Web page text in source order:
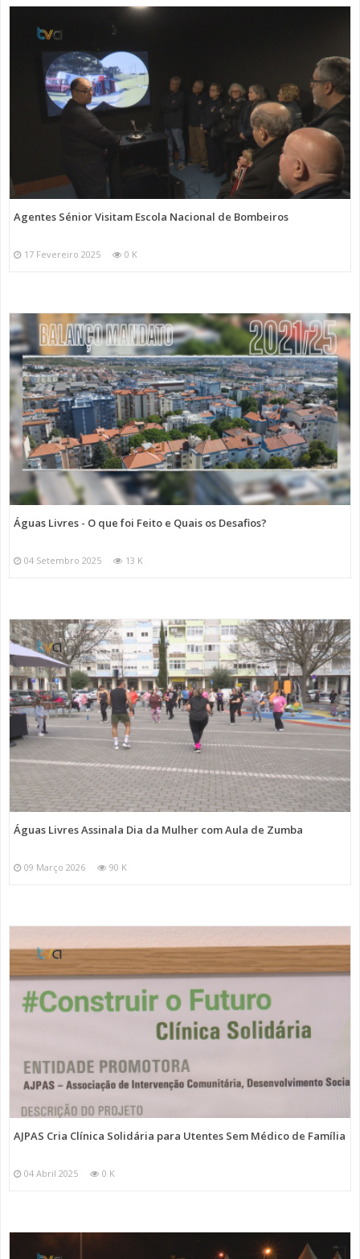
Agentes Sénior Visitam Escola Nacional de Bombeiros
17 Fevereiro 2025 0 K
Águas Livres - O que foi Feito e Quais os Desafios?
04 Setembro 2025 13 K
Águas Livres Assinala Dia da Mulher com Aula de Zumba
09 Março 2026 90 K
AJPAS Cria Clínica Solidária para Utentes Sem Médico de Família
04 Abril 2025 0 K